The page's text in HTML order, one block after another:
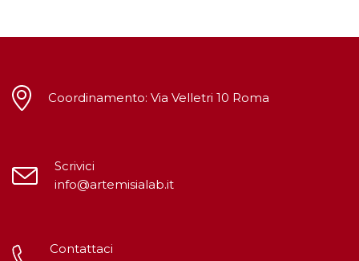
Coordinamento: Via Velletri 10 Roma
Scrivici
info@artemisialab.it
Contattaci